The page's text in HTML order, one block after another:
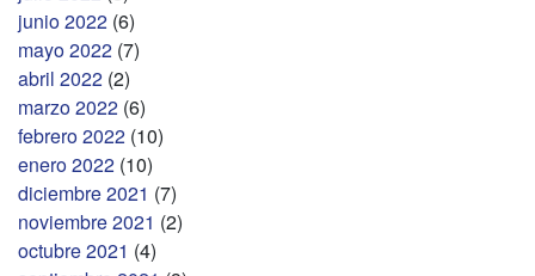
junio 2022 (6)
mayo 2022 (7)
abril 2022 (2)
marzo 2022 (6)
febrero 2022 (10)
enero 2022 (10)
diciembre 2021 (7)
noviembre 2021 (2)
octubre 2021 (4)